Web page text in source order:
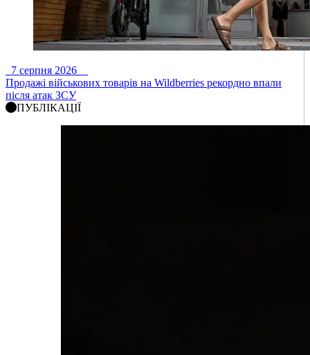
7 серпня 2026
Продажі військових товарів на Wildberries рекордно впали
після атак ЗСУ
ПУБЛІКАЦІЇ